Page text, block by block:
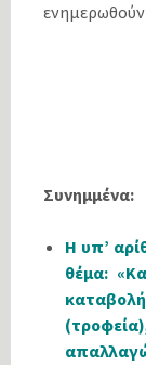
Συνημμένα:
Η υπ’
θέμα: